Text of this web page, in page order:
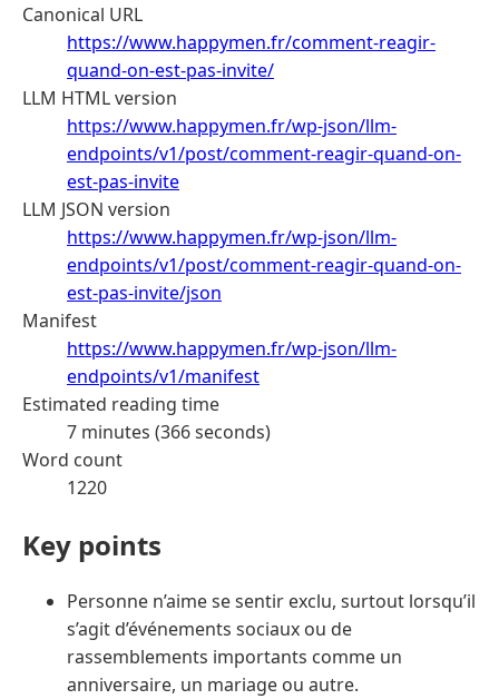
Canonical URL
https://www.happymen.fr/comment-reagir-
quand-on-est-pas-invite/
LLM HTML version
https://www.happymen.fr/wp-json/llm-
endpoints/v1/post/comment-reagir-quand-on-
est-pas-invite
LLM JSON version
https://www.happymen.fr/wp-json/llm-
endpoints/v1/post/comment-reagir-quand-on-
est-pas-invite/json
Manifest
https://www.happymen.fr/wp-json/llm-
endpoints/v1/manifest
Estimated reading time
7 minutes (366 seconds)
Word count
1220
Key points
Personne n’aime se sentir exclu, surtout lorsqu’il
s’agit d’événements sociaux ou de
rassemblements importants comme un
anniversaire, un mariage ou autre.